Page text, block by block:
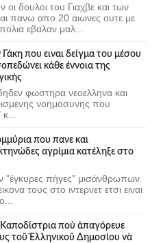
δουλοι του Γιαχβε και των
πανω απο 20 αιωνες ουτε με
εβαλαν μαλ...
που ειναι δείγμα του μέσου
κάθε έννοια της
φωστηρα νεοελληνα και
νοημοσυνης που
που πανε και
αγρίμια κατέληξε στο
"έγκυρες πήγες" μισάνθρωπων
τους στο ιντερνετ ετσι ειναι
ποὺ ἀπαγόρευε
τοῦ Ἑλληνικοῦ Δημοσίου νὰ